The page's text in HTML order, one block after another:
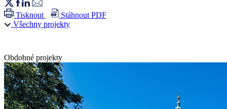
Tisknout
Stáhnout PDF
Všechny projekty
Obdobné projekty